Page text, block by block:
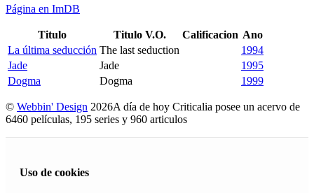
Página en ImDB
Titulo Titulo V.O. Calificacion Ano
La última seducción The last seduction
1994
Jade
Jade
1995
Dogma
Dogma 1999
© Webbin' Design 2026A día de hoy Criticalia posee un acervo de
6460 películas, 195 series y 960 articulos
Uso de cookies